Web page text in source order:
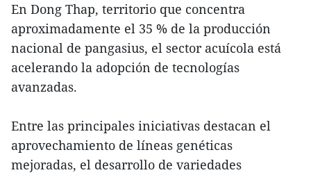
En Dong Thap, territorio que concentra
aproximadamente el 35 % de la producción
nacional de pangasius, el sector acuícola está
acelerando la adopción de tecnologías
avanzadas.
Entre las principales iniciativas destacan el
aprovechamiento de líneas genéticas
mejoradas, el desarrollo de variedades